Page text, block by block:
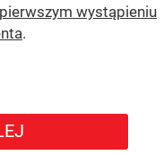
wystąpieniu
.